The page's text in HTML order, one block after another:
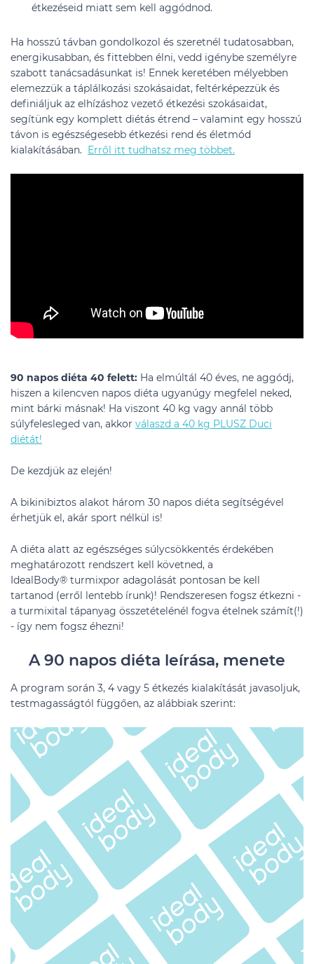
étkezéseid miatt sem kell aggódnod.
Ha hosszú távban gondolkozol és szeretnél tudatosabban,
energikusabban, és fittebben élni, vedd igénybe személyre
szabott tanácsadásunkat is! Ennek keretében mélyebben
elemezzük a táplálkozási szokásaidat, feltérképezzük és
definiáljuk az elhízáshoz vezető étkezési szokásaidat,
segítünk egy komplett diétás étrend – valamint egy hosszú
távon is egészségesebb étkezési rend és életmód
kialakításában. Erről itt tudhatsz meg többet.
90 napos diéta 40 felett: Ha elmúltál 40 éves, ne aggódj,
hiszen a kilencven napos diéta ugyanúgy megfelel neked,
mint bárki másnak! Ha viszont 40 kg vagy annál több
súlyfelesleged van, akkor válaszd a 40 kg PLUSZ Duci
diétát!
De kezdjük az elején!
A bikinibiztos alakot három 30 napos diéta segítségével
érhetjük el, akár sport nélkül is!
A diéta alatt az egészséges súlycsökkentés érdekében
meghatározott rendszert kell követned, a
IdealBody® turmixpor adagolását pontosan be kell
tartanod (erről lentebb írunk)! Rendszeresen fogsz étkezni -
a turmixital tápanyag összetételénél fogva ételnek számít(!)
- így nem fogsz éhezni!
A 90 napos diéta leírása, menete
A program során 3, 4 vagy 5 étkezés kialakítását javasoljuk,
testmagasságtól függően, az alábbiak szerint: